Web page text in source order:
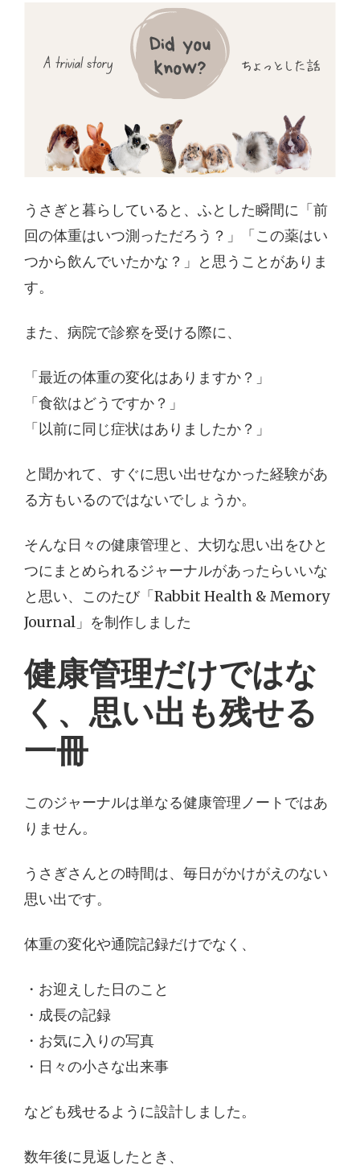
うさぎと暮らしていると、ふとした瞬間に「前
回の体重はいつ測っただろう？」「この薬はい
つから飲んでいたかな？」と思うことがありま
す。
また、病院で診察を受ける際に、
「最近の体重の変化はありますか？」
「食欲はどうですか？」
「以前に同じ症状はありましたか？」
と聞かれて、すぐに思い出せなかった経験があ
る方もいるのではないでしょうか。
そんな日々の健康管理と、大切な思い出をひと
つにまとめられるジャーナルがあったらいいな
と思い、このたび「Rabbit Health & Memory
Journal」を制作しました
健康管理だけではな
く、思い出も残せる
一冊
このジャーナルは単なる健康管理ノートではあ
りません。
うさぎさんとの時間は、毎日がかけがえのない
思い出です。
体重の変化や通院記録だけでなく、
・お迎えした日のこと
・成長の記録
・お気に入りの写真
・日々の小さな出来事
なども残せるように設計しました。
数年後に見返したとき、